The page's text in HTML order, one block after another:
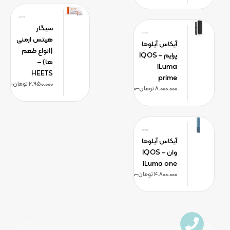
آیکاس آیلوما
پرایم – IQOS
iLuma
prime
8.000.000تومان–
7.500.000
آیکاس آیلوما
وان – IQOS
iLuma one
4.800.000تومان–
4.200.000
سیگار
هیتس ارمنی
(انواع طعم
ها) –
HEETS
2.950.000تومان–